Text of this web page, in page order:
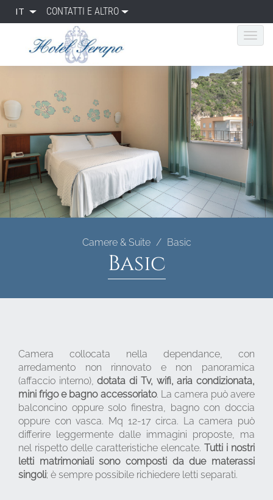
IT CONTATTI E ALTRO
Camere & Suite Basic
Basic
Camera collocata nella dependance, con
arredamento non rinnovato e non panoramica
(affaccio interno),dotata di Tv, wifi, aria condizionata,
mini frigo e bagno accessoriato. La camera può avere
balconcino oppure solo finestra, bagno con doccia
oppure con vasca. Mq 12-17 circa. La camera può
differire leggermente dalle immagini proposte, ma
nel rispetto delle caratteristiche elencate. Tutti i nostri
letti matrimoniali sono composti da due materassi
singoli; è sempre possibile richiedere letti separati.